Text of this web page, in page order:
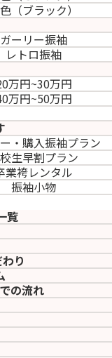
（ブラック）
ガーリー振袖
レトロ振袖
万円~30万円
万円~50万円
・購入振袖プラン
生早割プラン
業袴レンタル
振袖小物
覧
り
の流れ